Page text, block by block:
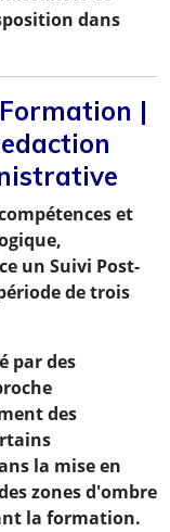
dans
|
et
un Suivi Post-
de trois
par des
des
la mise en
zones d'ombre
la formation.